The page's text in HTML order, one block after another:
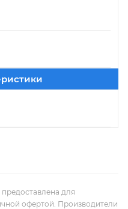
для
офертой. Производители